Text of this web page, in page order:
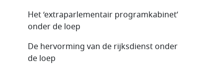
Het ‘extraparlementair programkabinet’
onder de loep
De hervorming van de rijksdienst onder
de loep